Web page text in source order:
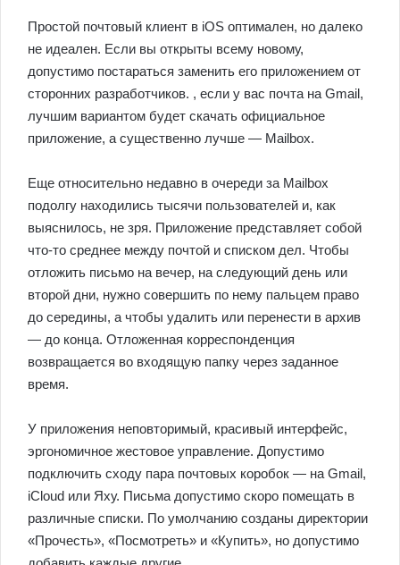
Простой почтовый клиент в iOS оптимален, но далеко
не идеален. Если вы открыты всему новому,
допустимо постараться заменить его приложением от
сторонних разработчиков. , если у вас почта на Gmail,
лучшим вариантом будет скачать официальное
приложение, а существенно лучше — Mailbox.
Еще относительно недавно в очереди за Mailbox
подолгу находились тысячи пользователей и, как
выяснилось, не зря. Приложение представляет собой
что-то среднее между почтой и списком дел. Чтобы
отложить письмо на вечер, на следующий день или
второй дни, нужно совершить по нему пальцем право
до середины, а чтобы удалить или перенести в архив
— до конца. Отложенная корреспонденция
возвращается во входящую папку через заданное
время.
У приложения неповторимый, красивый интерфейс,
эргономичное жестовое управление. Допустимо
подключить сходу пара почтовых коробок — на Gmail,
iCloud или Яху. Письма допустимо скоро помещать в
различные списки. По умолчанию созданы директории
«Прочесть», «Посмотреть» и «Купить», но допустимо